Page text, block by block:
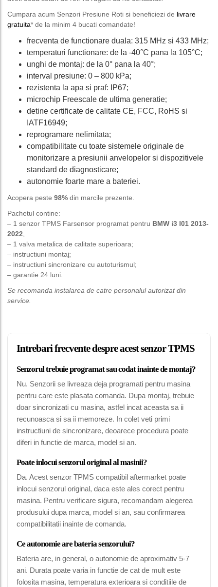
Cumpara acum Senzori Presiune Roti si beneficiezi de livrare
gratuita* de la minim 4 bucati comandate!
frecventa de functionare duala: 315 MHz si 433 MHz;
temperaturi functionare: de la -40°C pana la 105°C;
unghi de montaj: de la 0° pana la 40°;
interval presiune: 0 – 800 kPa;
rezistenta la apa si praf: IP67;
microchip Freescale de ultima generatie;
detine certificate de calitate CE, FCC, RoHS si
IATF16949;
reprogramare nelimitata;
compatibilitate cu toate sistemele originale de
monitorizare a presiunii anvelopelor si dispozitivele
standard de diagnosticare;
autonomie foarte mare a bateriei.
Acopera peste 98% din marcile prezente.
Pachetul contine:
– 1 senzor TPMS Farsensor programat pentru BMW i3 I01 2013-
2022;
– 1 valva metalica de calitate superioara;
– instructiuni montaj;
– instructiuni sincronizare cu autoturismul;
– garantie 24 luni.
Se recomanda instalarea de catre personalul autorizat din
service.
Intrebari frecvente despre acest senzor TPMS
Senzorul trebuie programat sau codat inainte de montaj?
Nu. Senzorii se livreaza deja programati pentru masina
pentru care este plasata comanda. Dupa montaj, trebuie
doar sincronizati cu masina, astfel incat aceasta sa ii
recunoasca si sa ii memoreze. In colet veti primi
instructiuni de sincronizare, deoarece procedura poate
diferi in functie de marca, model si an.
Poate inlocui senzorul original al masinii?
Da. Acest senzor TPMS compatibil aftermarket poate
inlocui senzorul original, daca este ales corect pentru
masina. Pentru verificare sigura, recomandam alegerea
produsului dupa marca, model si an, sau confirmarea
compatibilitatii inainte de comanda.
Ce autonomie are bateria senzorului?
Bateria are, in general, o autonomie de aproximativ 5-7
ani. Durata poate varia in functie de cat de mult este
folosita masina, temperatura exterioara si conditiile de